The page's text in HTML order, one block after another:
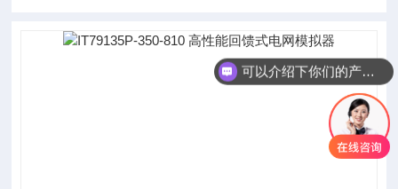
可以介绍下你们的产品么